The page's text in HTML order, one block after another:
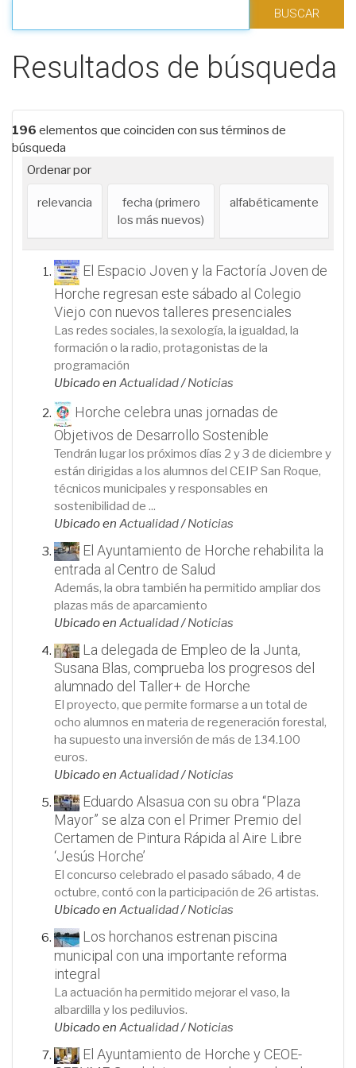
Filtrar los resultados
Resultados de búsqueda
196 elementos que coinciden con sus términos de
búsqueda
Ordenar por
relevancia
fecha (primero
los más nuevos)
alfabéticamente
El Espacio Joven y la Factoría Joven de
Horche regresan este sábado al Colegio
Viejo con nuevos talleres presenciales
Las redes sociales, la sexología, la igualdad, la
formación o la radio, protagonistas de la
programación
Ubicado en Actualidad/Noticias
Horche celebra unas jornadas de
Objetivos de Desarrollo Sostenible
Tendrán lugar los próximos días 2 y 3 de diciembre y
están dirigidas a los alumnos del CEIP San Roque,
técnicos municipales y responsables en
sostenibilidad de ...
Ubicado en Actualidad/Noticias
El Ayuntamiento de Horche rehabilita la
entrada al Centro de Salud
Además, la obra también ha permitido ampliar dos
plazas más de aparcamiento
Ubicado en Actualidad/Noticias
La delegada de Empleo de la Junta,
Susana Blas, comprueba los progresos del
alumnado del Taller+ de Horche
El proyecto, que permite formarse a un total de
ocho alumnos en materia de regeneración forestal,
ha supuesto una inversión de más de 134.100
euros.
Ubicado en Actualidad/Noticias
Eduardo Alsasua con su obra “Plaza
Mayor” se alza con el Primer Premio del
Certamen de Pintura Rápida al Aire Libre
‘Jesús Horche’
El concurso celebrado el pasado sábado, 4 de
octubre, contó con la participación de 26 artistas.
Ubicado en Actualidad/Noticias
Los horchanos estrenan piscina
municipal con una importante reforma
integral
La actuación ha permitido mejorar el vaso, la
albardilla y los pediluvios.
Ubicado en Actualidad/Noticias
El Ayuntamiento de Horche y CEOE-